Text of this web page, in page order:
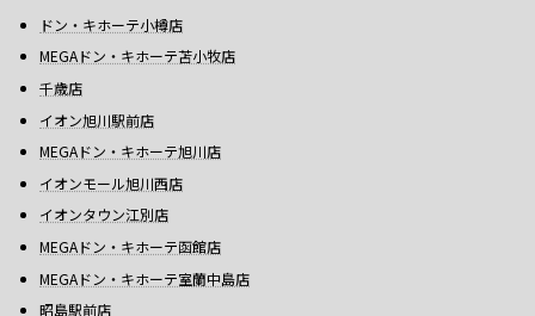
ドン・キホーテ小樽店
MEGAドン・キホーテ苫小牧店
千歳店
イオン旭川駅前店
MEGAドン・キホーテ旭川店
イオンモール旭川西店
イオンタウン江別店
MEGAドン・キホーテ函館店
MEGAドン・キホーテ室蘭中島店
昭島駅前店